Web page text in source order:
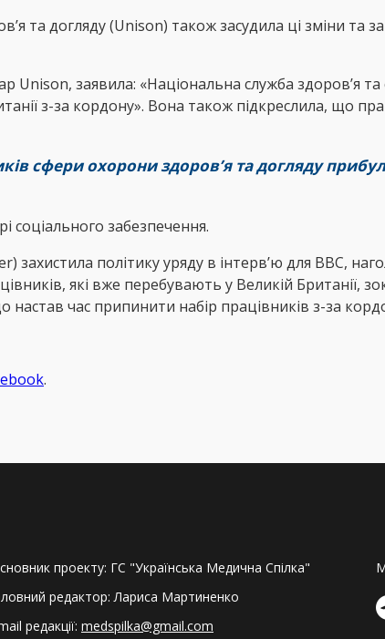
та догляду (Unison) також засудила ці зміни та
Unison, заявила: «Національна служба здоров’я
з-за кордону». Вона також підкреслила, що
сфери охорони здоров’я та догляду
соціального забезпечення.
захистила політику уряду в інтерв’ю для BBC,
які вже перебувають у Великій Британії,
час припинити набір працівників з-за
.
проекту: ГС "Українська Медична Спілка"
редактор: Лариса Мартиненко
редакції: medspilka@gmail.com